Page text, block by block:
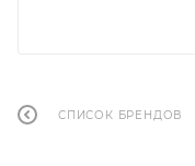
СПИСОК БРЕНДОВ